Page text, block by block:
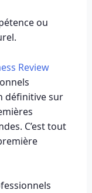
ou
Review
définitive sur
C’est tout